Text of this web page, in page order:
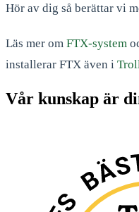
Hör av dig så berättar vi
Läs mer om FTX-system
installerar FTX även i
Vår kunskap är